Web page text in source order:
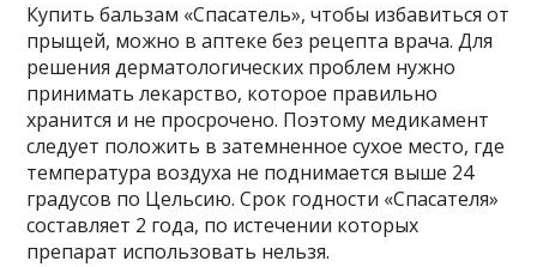
Купить бальзам «Спасатель», чтобы избавиться от
прыщей, можно в аптеке без рецепта врача. Для
решения дерматологических проблем нужно
принимать лекарство, которое правильно
хранится и не просрочено. Поэтому медикамент
следует положить в затемненное сухое место, где
температура воздуха не поднимается выше 24
градусов по Цельсию. Срок годности «Спасателя»
составляет 2 года, по истечении которых
препарат использовать нельзя.